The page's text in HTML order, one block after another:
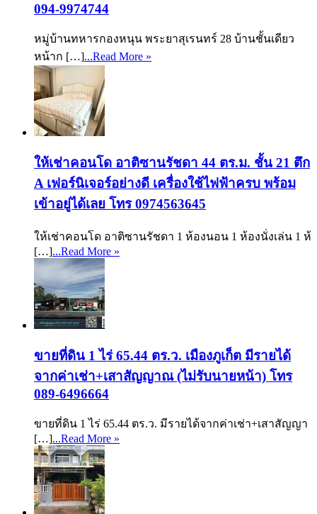
094-9974744
หมู่บ้านทหารกองหนุน พระยาสุเรนทร์ 28 บ้านชั้นเดียว
หน้าก […]...Read More »
ให้เช่าคอนโด อาติซานรัชดา 44 ตร.ม. ชั้น 21 ตึก
A เฟอร์นิเจอร์อย่างดี เครื่องใช้ไฟฟ้าครบ พร้อม
เข้าอยู่ได้เลย โทร 0974563645
ให้เช่าคอนโด อาติซานรัชดา 1 ห้องนอน 1 ห้องนั่งเล่น 1 ห้
[…]...Read More »
ขายที่ดิน 1 ไร่ 65.44 ตร.ว. เมืองภูเก็ต มีรายได้
จากค่าเช่า+เสาสัญญาณ (ไม่รับนายหน้า) โทร
089-6496664
ขายที่ดิน 1 ไร่ 65.44 ตร.ว. มีรายได้จากค่าเช่า+เสาสัญญา
[…]...Read More »